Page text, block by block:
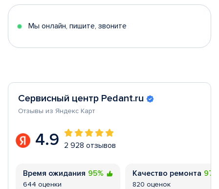
5
Мы онлайн, пишите, звоните
Сервисный центр Pedant.ru
Отзывы из Яндекс Карт
4.9 2 928 отзывов
Время ожидания 95%
644 оценки
Качество ремонта
820 оценок